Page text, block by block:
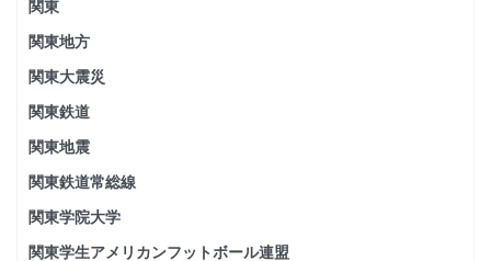
関東
関東地方
関東大震災
関東鉄道
関東地震
関東鉄道常総線
関東学院大学
関東学生アメリカンフットボール連盟